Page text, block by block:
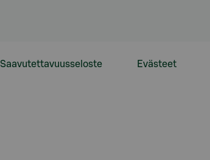
Saavutettavuusseloste Evästeet